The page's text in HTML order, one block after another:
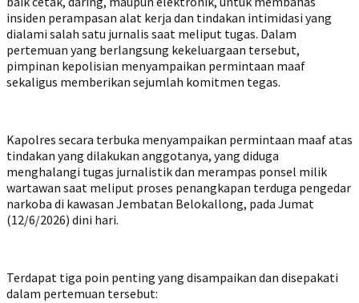
insiden perampasan alat kerja dan tindakan intimidasi yang
dialami salah satu jurnalis saat meliput tugas. Dalam
pertemuan yang berlangsung kekeluargaan tersebut,
pimpinan kepolisian menyampaikan permintaan maaf
sekaligus memberikan sejumlah komitmen tegas.
Kapolres secara terbuka menyampaikan permintaan maaf atas
tindakan yang dilakukan anggotanya, yang diduga
menghalangi tugas jurnalistik dan merampas ponsel milik
wartawan saat meliput proses penangkapan terduga pengedar
narkoba di kawasan Jembatan Belokallong, pada Jumat
(12/6/2026) dini hari.
Terdapat tiga poin penting yang disampaikan dan disepakati
dalam pertemuan tersebut: